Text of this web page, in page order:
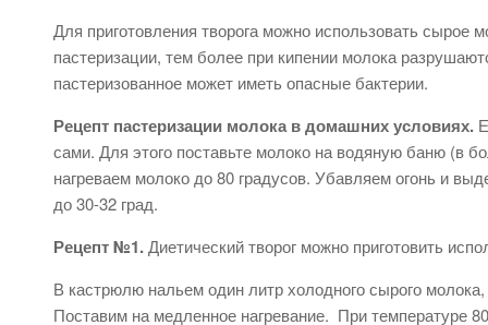
Для приготовления творога можно использовать
пастеризации, тем более при кипении молока
пастеризованное может иметь опасные бактерии.
Рецепт пастеризации молока в домашних условиях.
сами. Для этого поставьте молоко на водяную баню (в
нагреваем молоко до 80 градусов. Убавляем огонь и
до 30-32 град.
Рецепт №1.Диетический творог можно приготовить
В кастрюлю нальем один литр холодного сырого
Поставим на медленное нагревание. При температуре